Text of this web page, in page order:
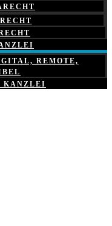
REMOTE,
KANZLEI